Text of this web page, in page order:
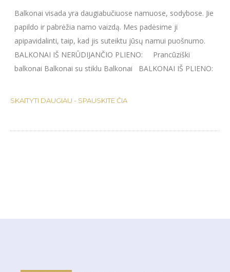
BALKONO TURĖKLAI
PORANKIAI IR TURĖKLAI
GROTOS LANGAMS
NESTANDARTINIAI GAMINIAI
VAIKŲ ŽAIDIMO AIKŠTELĖS
Balkonai visada yra daugiabučiuose namuose, sodybose. Jie
papildo ir pabrėžia namo vaizdą. Mes padėsime ji
apipavidalinti, taip, kad jis suteiktu jūsų namui puošnumo.
BALKONAI IŠ NERŪDIJANČIO PLIENO: Prancūziški
balkonai Balkonai su stiklu Balkonai BALKONAI IŠ PLIENO:
SKAITYTI DAUGIAU - SPAUSKITE ČIA